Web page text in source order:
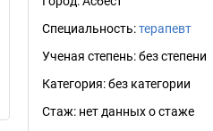
Специальность:терапевт
Ученая степень:без степени
Категория:без категории
Стаж: нет данных о стаже